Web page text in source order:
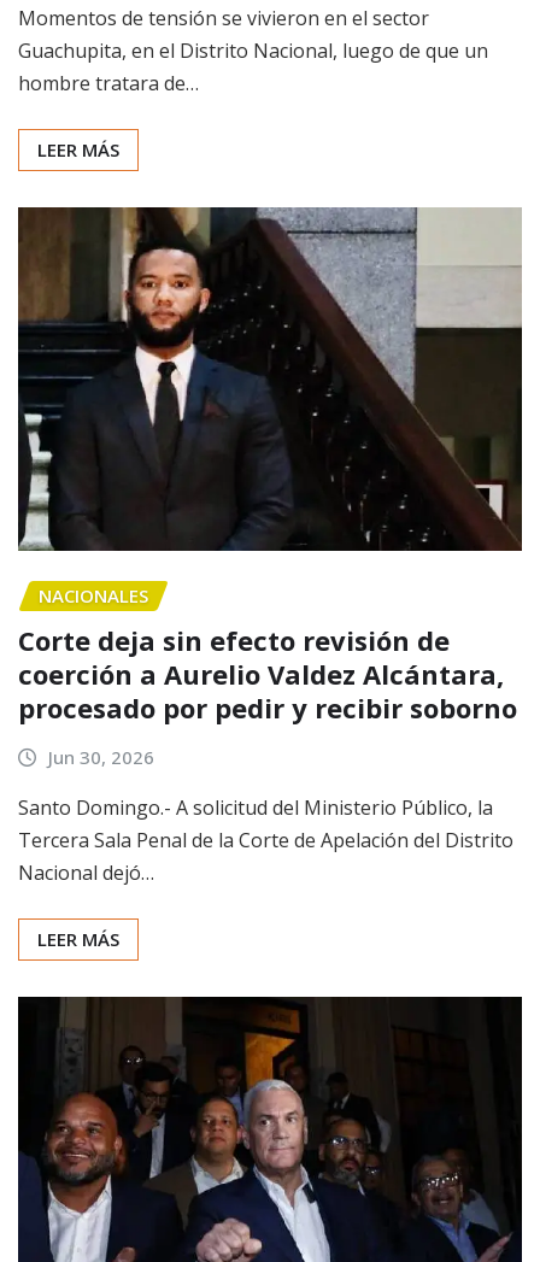
Momentos de tensión se vivieron en el sector
Guachupita, en el Distrito Nacional, luego de que un
hombre tratara de…
LEER MÁS
NACIONALES
Corte deja sin efecto revisión de
coerción a Aurelio Valdez Alcántara,
procesado por pedir y recibir soborno
Jun 30, 2026
Santo Domingo.- A solicitud del Ministerio Público, la
Tercera Sala Penal de la Corte de Apelación del Distrito
Nacional dejó…
LEER MÁS